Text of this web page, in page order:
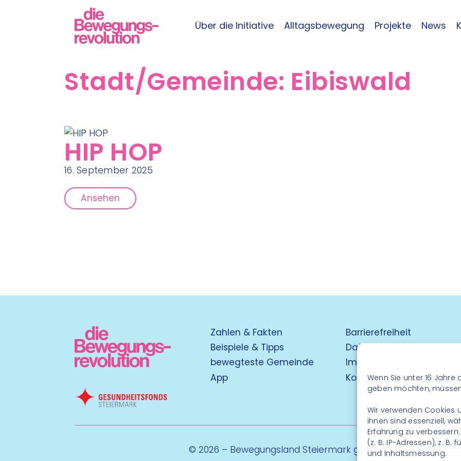
Wenn Sie unter 16
geben möchten,
Wir verwenden Cookies
ihnen sind essenziell,
Erfahrung zu
(z. B. IP-Adressen), z.
und Inhaltsmessung.
Über die Initiative Alltagsbewegung Projekte News
Stadt/Gemeinde: Eibiswald
HIP HOP
16. September 2025
Ansehen
Zahlen & Fakten
Beispiele & Tipps
bewegteste Gemeinde
App
Barrierefreiheit
Datenschutz
Impressum
Kontakt
© 2026 – Bewegungsland Steiermark gGmbH - Alle Rechte